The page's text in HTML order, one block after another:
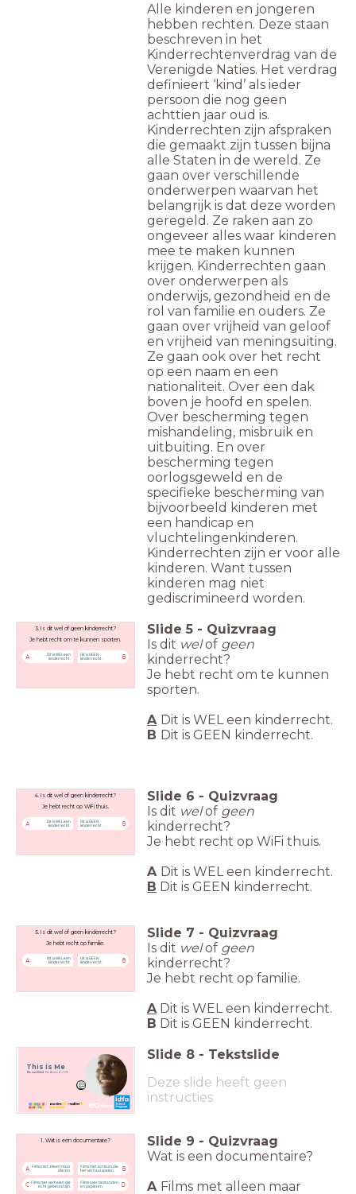
Alle kinderen en jongeren
hebben rechten. Deze staan
beschreven in het
Kinderrechtenverdrag van de
Verenigde Naties. Het verdrag
definieert ‘kind’ als ieder
persoon die nog geen
achttien jaar oud is.
Kinderrechten zijn afspraken
die gemaakt zijn tussen bijna
alle Staten in de wereld. Ze
gaan over verschillende
onderwerpen waarvan het
belangrijk is dat deze worden
geregeld. Ze raken aan zo
ongeveer alles waar kinderen
mee te maken kunnen
krijgen. Kinderrechten gaan
over onderwerpen als
onderwijs, gezondheid en de
rol van familie en ouders. Ze
gaan over vrijheid van geloof
en vrijheid van meningsuiting.
Ze gaan ook over het recht
op een naam en een
nationaliteit. Over een dak
boven je hoofd en spelen.
Over bescherming tegen
mishandeling, misbruik en
uitbuiting. En over
bescherming tegen
oorlogsgeweld en de
specifieke bescherming van
bijvoorbeeld kinderen met
een handicap en
vluchtelingenkinderen.
Kinderrechten zijn er voor alle
kinderen. Want tussen
kinderen mag niet
gediscrimineerd worden.
3. Is dit wel of geen kinderrecht?
Je hebt recht om te kunnen sporten.
A
Dit is WEL een
kinderrecht.
B
Dit is GEEN
kinderrecht.
Slide 5 - Quizvraag
Is dit welof geen
kinderrecht?
Je hebt recht om te kunnen
sporten.
A Dit is WEL een kinderrecht.
B Dit is GEEN kinderrecht.
4. Is dit wel of geen kinderrecht?
Je hebt recht op WiFi thuis.
A
Dit is WEL een
kinderrecht.
B
Dit is GEEN
kinderrecht.
Slide 6 - Quizvraag
Is dit welof geen
kinderrecht?
Je hebt recht op WiFi thuis.
A Dit is WEL een kinderrecht.
B Dit is GEEN kinderrecht.
5. Is dit wel of geen kinderrecht?
Je hebt recht op familie.
A
Dit is WEL een
kinderrecht.
B
Dit is GEEN
kinderrecht.
Slide 7 - Quizvraag
Is dit welof geen
kinderrecht?
Je hebt recht op familie.
A Dit is WEL een kinderrecht.
B Dit is GEEN kinderrecht.
This is Me
Els van Driel , Nederland, 2019
Slide 8 - Tekstslide
Deze slide heeft geen
instructies
1. Wat is een documentaire?
A Films met alleen maar
dieren.
B
Films met acteurs die
het verhaal spelen.
C Films met verhalen die
echt gebeurd zijn.
D
Films over bestanden
en papieren.
Slide 9 - Quizvraag
Wat is een documentaire?
A Films met alleen maar